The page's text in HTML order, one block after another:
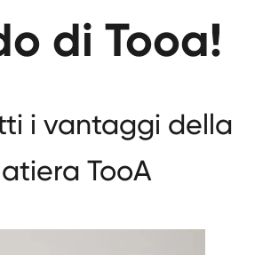
di Tooa!
i vantaggi della
TooA